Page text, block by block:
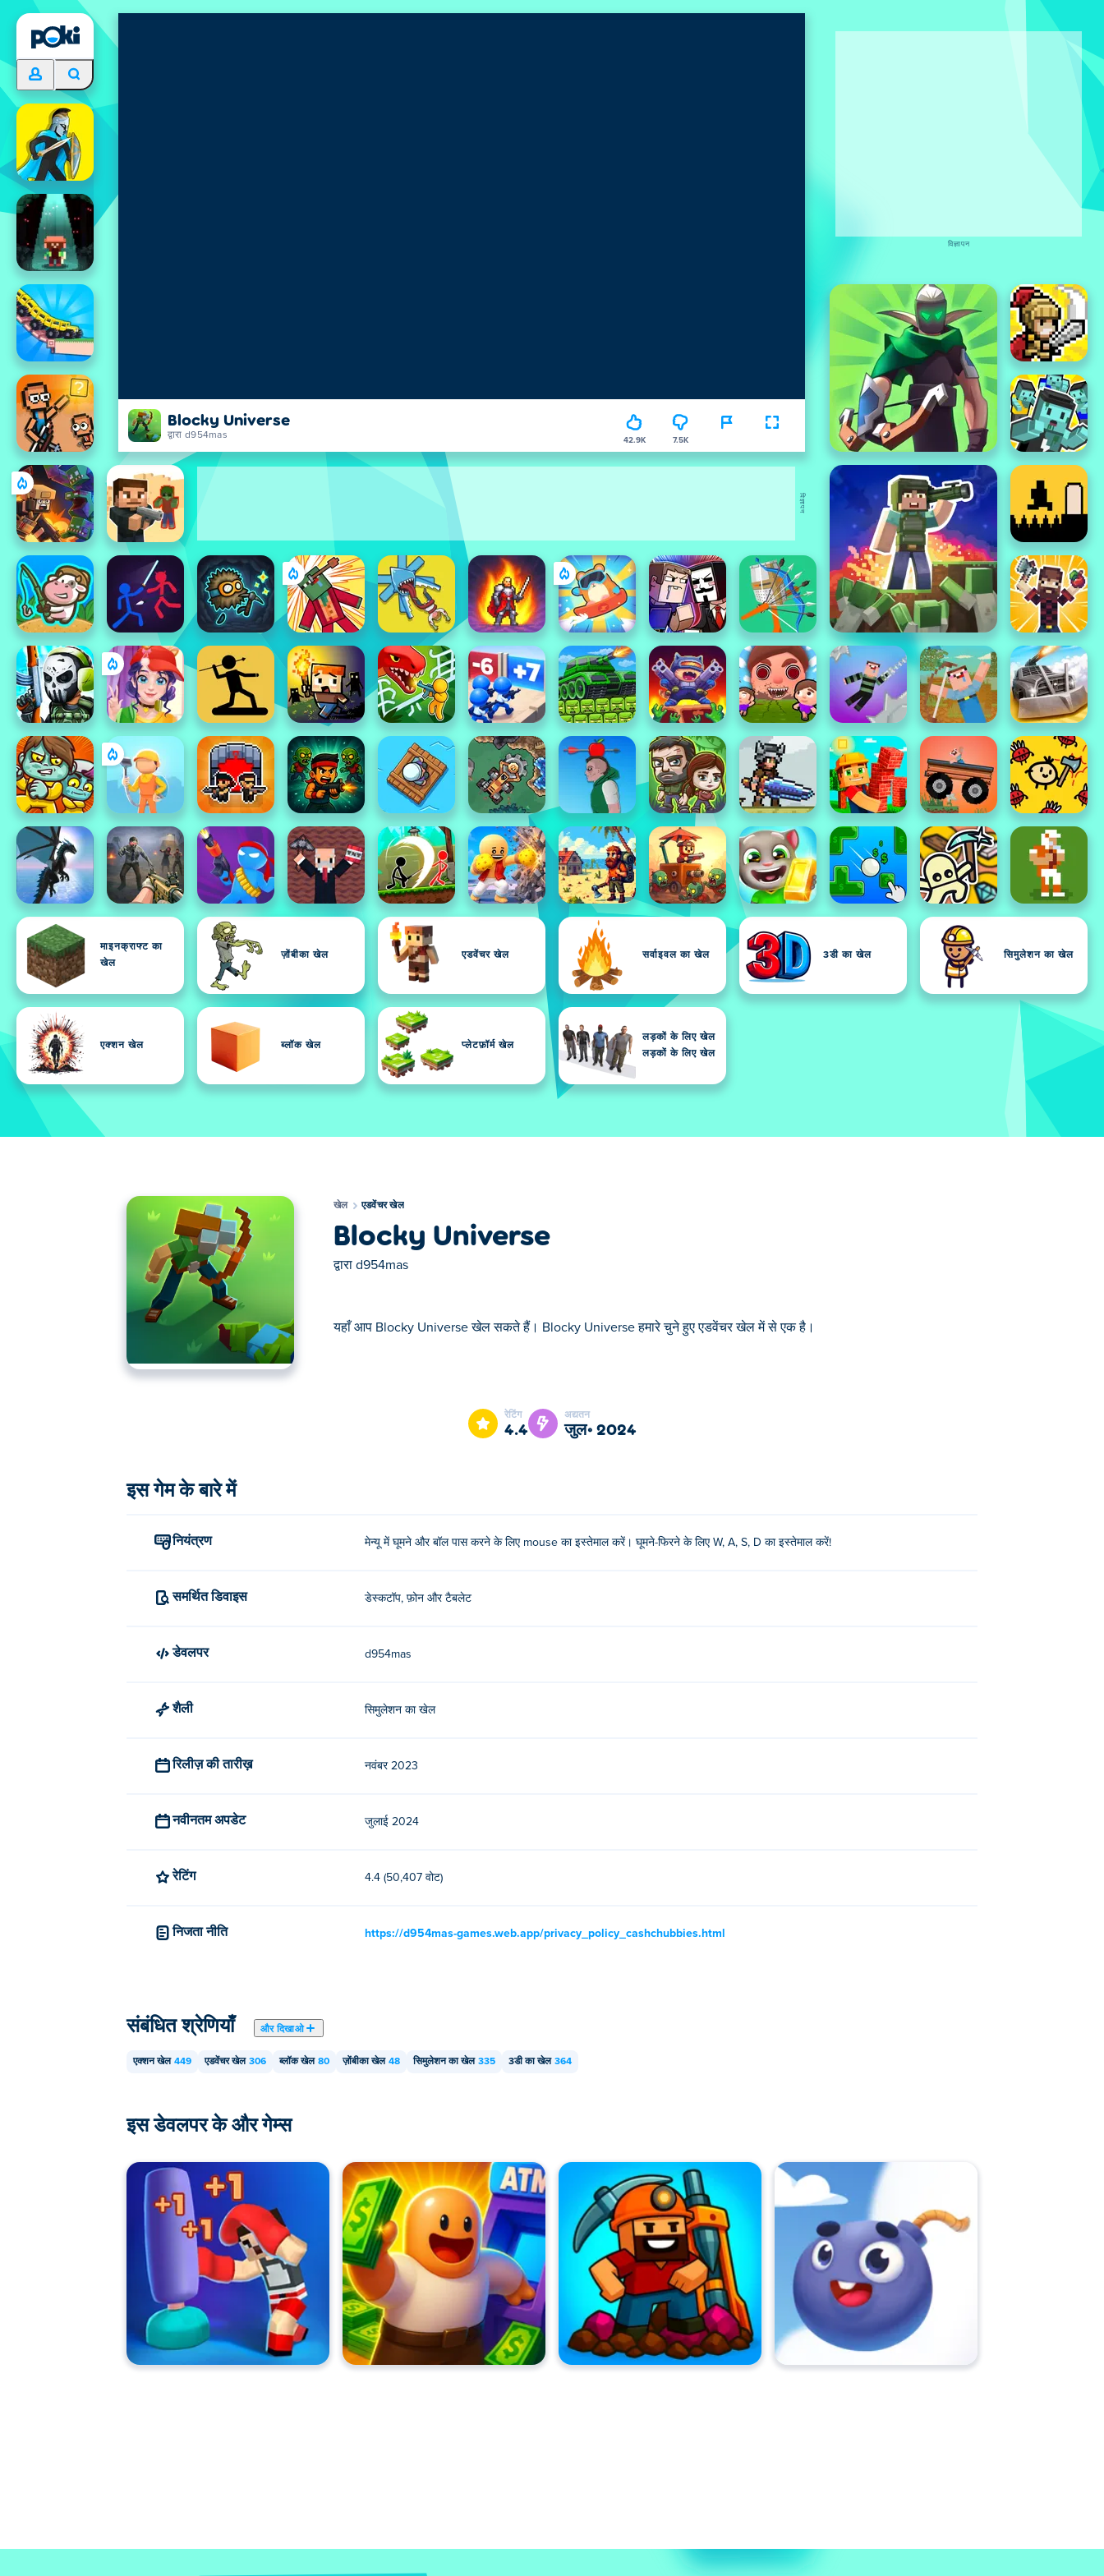
Blocky Universe
द्वारा d954mas 42.9K 7.5K
माइनक्राफ्ट का
खेल
ज़ोंबीका खेल एडवेंचर खेल सर्वाइवल का खेल 3डी का खेल सिमुलेशन का खेल
एक्शन खेल ब्लॉक खेल प्लेटफ़ॉर्म खेल
लड़कों के लिए खेल
लड़कों के लिए खेल
विज्ञापन
विज्ञापन
खेल एडवेंचर खेल
Blocky Universe
द्वारा d954mas
यहाँ आप Blocky Universe खेल सकते हैं। Blocky Universe हमारे चुने हुए एडवेंचर खेल में से एक है।
यहाँ आप Blocky Universe खेल सकते हैं। Blocky Universe हमारे चुने हुए एडवेंचर खेल में से एक है।
रेटिंग
4.4
अद्यतन
जुल॰ 2024
इस गेम के बारे में
नियंत्रण मेन्यू में घूमने और बॉल पास करने के लिए mouse का इस्तेमाल करें। घूमने-फिरने के लिए W, A, S, D का इस्तेमाल करें!
समर्थित डिवाइस डेस्कटॉप, फ़ोन और टैबलेट
डेवलपर d954mas
शैली सिमुलेशन का खेल
रिलीज़ की तारीख़ नवंबर 2023
नवीनतम अपडेट जुलाई 2024
रेटिंग 4.4 (50,407 वोट)
निजता नीति https://d954mas-games.web.app/privacy_policy_cashchubbies.html
संबंधित श्रेणियाँ और दिखाओ
एक्शन खेल 449 एडवेंचर खेल 306 ब्लॉक खेल 80 ज़ोंबीका खेल 48 सिमुलेशन का खेल 335 3डी का खेल 364
इस डेवलपर के और गेम्स